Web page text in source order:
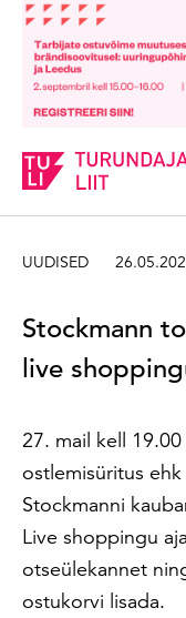
Sisesta
UUDISED
Stockmann
live
27. mail kell
ostlemisüritus
Stockmanni
Live shoppingu
otseülekannet
ostukorvi lisada.